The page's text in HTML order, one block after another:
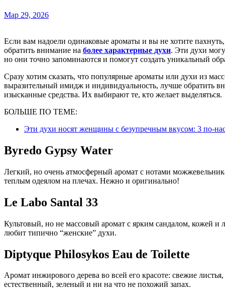
Мар 29, 2026
Если вам надоели одинаковые ароматы и вы не хотите пахнуть, как каждая вторая девушка на улице, то рекомендуем
обратить внимание на более характерные духи. Эти духи
но они точно запоминаются и помогут создать уникальный
Сразу хотим сказать, что популярные ароматы или духи из
выразительный имидж и индивидуальность, лучше обратить
изысканные средства. Их выбирают те, кто желает выделяться.
БОЛЬШЕ ПО ТЕМЕ:
Эти духи носят женщины с безупречным вкусом: 3 по-
Byredo Gypsy Water
Легкий, но очень атмосферный аромат с нотами
теплым одеялом на плечах. Нежно и оригинально!
Le Labo Santal 33
Культовый, но не массовый аромат с ярким сандалом, кожей и
любит типично “женские” духи.
Diptyque Philosykos Eau de Toilette
Аромат инжирового дерева во всей его красоте: свежие
естественный, зеленый и ни на что не похожий запах.